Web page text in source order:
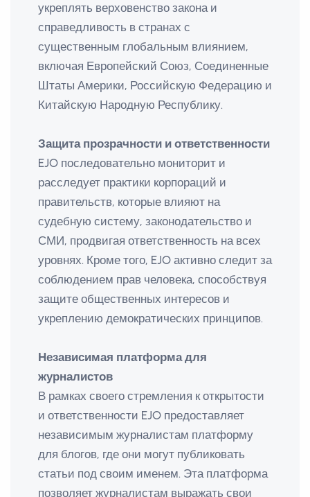
укреплять верховенство закона и
справедливость в странах с
существенным глобальным влиянием,
включая Европейский Союз, Соединенные
Штаты Америки, Российскую Федерацию и
Китайскую Народную Республику.
Защита прозрачности и ответственности
EJO последовательно мониторит и
расследует практики корпораций и
правительств, которые влияют на
судебную систему, законодательство и
СМИ, продвигая ответственность на всех
уровнях. Кроме того, EJO активно следит за
соблюдением прав человека, способствуя
защите общественных интересов и
укреплению демократических принципов.
Независимая платформа для
журналистов
В рамках своего стремления к открытости
и ответственности EJO предоставляет
независимым журналистам платформу
для блогов, где они могут публиковать
статьи под своим именем. Эта платформа
позволяет журналистам выражать свои